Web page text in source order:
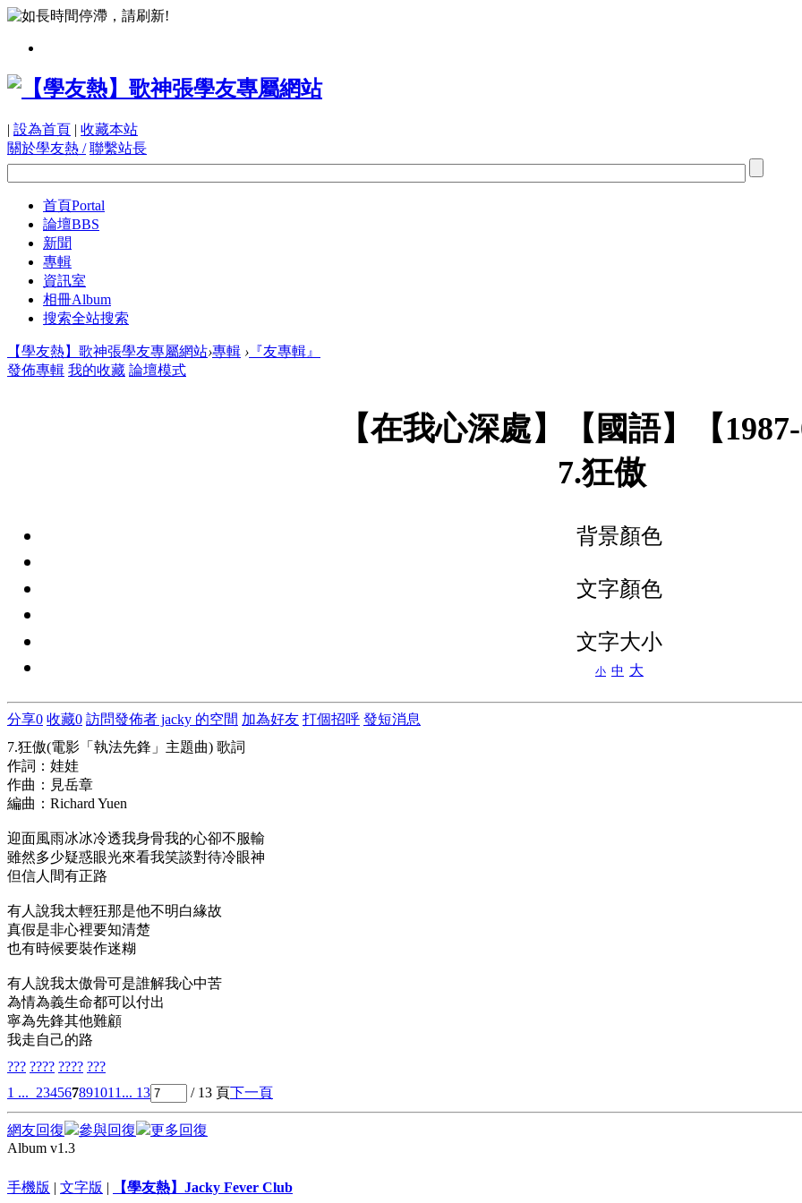
| 設為首頁 | 收藏本站
關於學友熱 / 聯繫站長
首頁Portal
論壇BBS
新聞
專輯
資訊室
相冊Album
搜索全站搜索
【學友熱】歌神張學友專屬網站›專輯 › 『友專輯』
發佈專輯 我的收藏 論壇模式
【在我心深處】【國語】【
7.狂傲
背景顏色
文字顏色
文字大小
小 中 大
分享0 收藏0 訪問發佈者 jacky 的空間 加為好友 打個招呼 發短消息
7.狂傲(電影「執法先鋒」主題曲) 歌詞
作詞：娃娃
作曲：見岳章
編曲：Richard Yuen
迎面風雨冰冰冷透我身骨我的心卻不服輸
雖然多少疑惑眼光來看我笑談對待冷眼神
但信人間有正路
有人說我太輕狂那是他不明白緣故
真假是非心裡要知清楚
也有時候要裝作迷糊
有人說我太傲骨可是誰解我心中苦
為情為義生命都可以付出
寧為先鋒其他難顧
我走自己的路
??? ???? ???? ???
1 ... 234567891011 ... 13 / 13 頁下一頁
網友回復 參與回復
更多回復
Album v1.3
手機版 | 文字版 | 【學友熱】Jacky Fever Club